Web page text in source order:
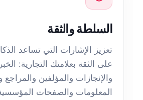
السلطة والثقة
تعزيز الإشارات التي تساعد
على الثقة بعلامتك التجارية:
والإنجازات والمؤلفين والمراجع
المعلومات والصفحات المؤسسية